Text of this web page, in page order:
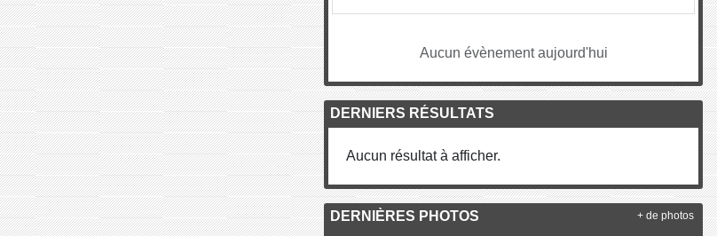
Aucun évènement aujourd'hui
DERNIERS RÉSULTATS
Aucun résultat à afficher.
DERNIÈRES PHOTOS + de photos